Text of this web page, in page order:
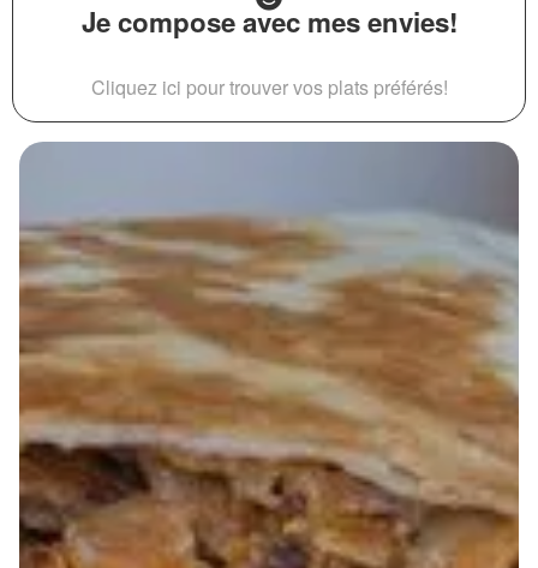
Je compose avec mes envies!
Cliquez ici pour trouver vos plats préférés!